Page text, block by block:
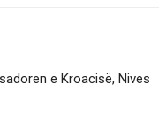
e Kroacisë, Nives